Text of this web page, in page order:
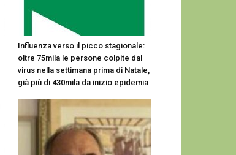
Influenza verso il picco stagionale:
oltre 75mila le persone colpite dal
virus nella settimana prima di Natale,
già più di 430mila da inizio epidemia